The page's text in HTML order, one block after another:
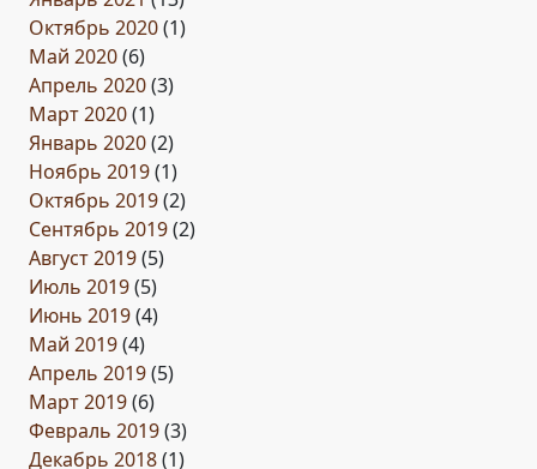
Октябрь 2020(1)
Май 2020(6)
Апрель 2020(3)
Март 2020(1)
Январь 2020(2)
Ноябрь 2019(1)
Октябрь 2019(2)
Сентябрь 2019(2)
Август 2019(5)
Июль 2019(5)
Июнь 2019(4)
Май 2019(4)
Апрель 2019(5)
Март 2019(6)
Февраль 2019(3)
Декабрь 2018(1)